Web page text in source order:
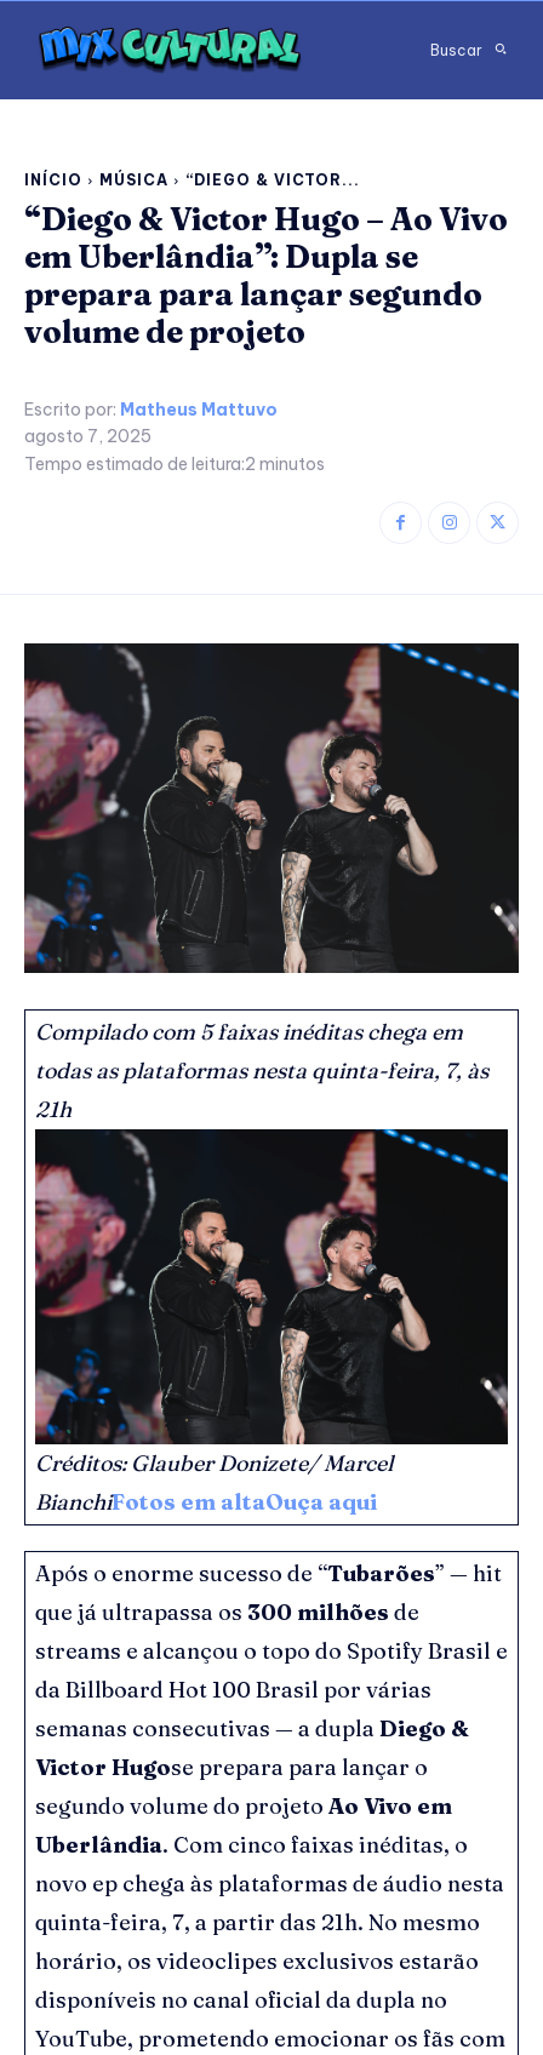
Buscar
INÍCIO MÚSICA “DIEGO & VICTOR...
“Diego & Victor Hugo – Ao Vivo
em Uberlândia”: Dupla se
prepara para lançar segundo
volume de projeto
Escrito por: Matheus Mattuvo
agosto 7, 2025
Tempo estimado de leitura:2 minutos
Compilado com 5 faixas inéditas chega em
todas as plataformas nesta quinta-feira, 7, às
21h
Créditos: Glauber Donizete/ Marcel
BianchiFotos em altaOuça aqui
Após o enorme sucesso de “Tubarões” — hit
que já ultrapassa os 300 milhões de
streams e alcançou o topo do Spotify Brasil e
da Billboard Hot 100 Brasil por várias
semanas consecutivas — a dupla Diego &
Victor Hugose prepara para lançar o
segundo volume do projeto Ao Vivo em
Uberlândia. Com cinco faixas inéditas, o
novo ep chega às plataformas de áudio nesta
quinta-feira, 7, a partir das 21h. No mesmo
horário, os videoclipes exclusivos estarão
disponíveis no canal oficial da dupla no
YouTube, prometendo emocionar os fãs com